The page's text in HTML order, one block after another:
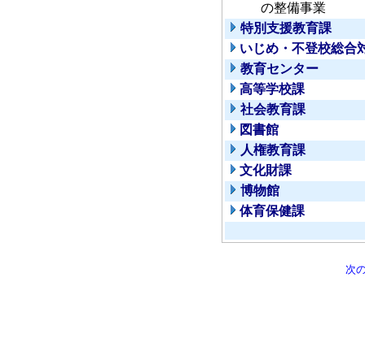
の整備事業
特別支援教育課
いじめ・不登校総合
教育センター
高等学校課
社会教育課
図書館
人権教育課
文化財課
博物館
体育保健課
次